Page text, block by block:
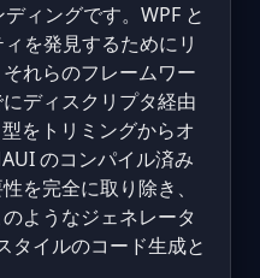
ィングです。WPF と
を発見するためにリ
れらのフレームワー
ディスクリプタ経由
をトリミングからオ
のコンパイル済み
を完全に取り除き、
ようなジェネレータ
タイルのコード生成と